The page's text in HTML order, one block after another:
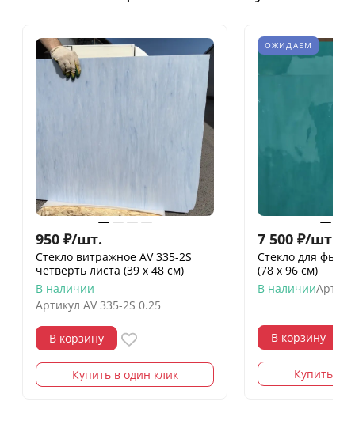
950 ₽/шт.
Стекло витражное AV 335-2S
четверть листа (39 х 48 см)
В наличии
Артикул AV 335-2S 0.25
В корзину
Купить в один клик
ОЖИДАЕМ
7 500 ₽/шт.
Стекло для
(78 х 96 см)
В наличии
В корзину
Купить в